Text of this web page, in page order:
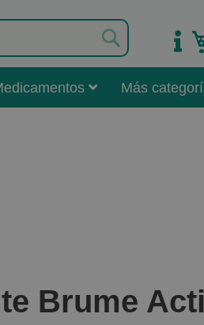
Más
Brume